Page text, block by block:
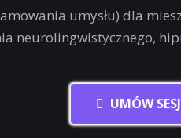
umysłu) dla
neurolingwistycznego,
UMÓW